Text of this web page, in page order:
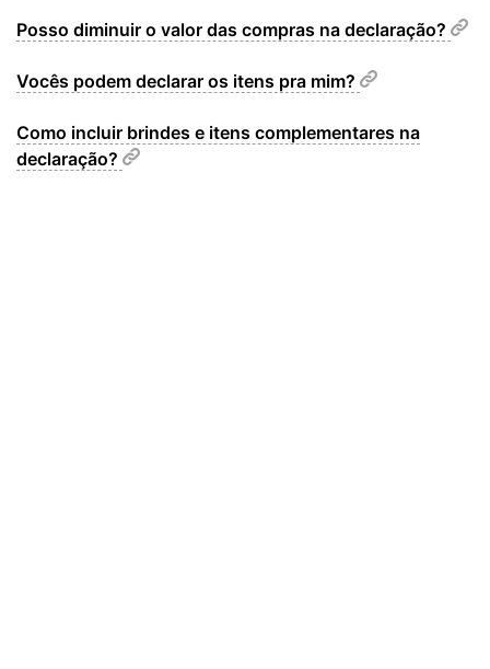
Posso diminuir o valor das compras na declaração?
Vocês podem declarar os itens pra mim?
Como incluir brindes e itens complementares na
declaração?